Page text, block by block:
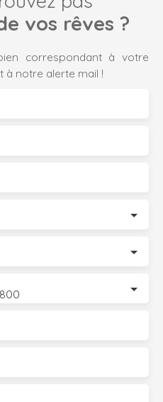
vos rêves ?
correspondant à votre
à notre alerte mail !